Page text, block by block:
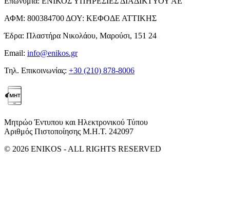
ΑΦΜ: 800384700 ΔΟΥ: ΚΕΦΟΔΕ ΑΤΤΙΚΗΣ
Έδρα: Πλαστήρα Νικολάου, Μαρούσι, 151 24
Email: info@enikos.gr
Τηλ. Επικοινωνίας: +30 (210) 878-8006
Μητρώο Έντυπου και Ηλεκτρονικού Τύπου
Αριθμός Πιστοποίησης Μ.Η.Τ. 242097
© 2026 ENIKOS - ALL RIGHTS RESERVED